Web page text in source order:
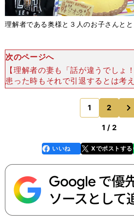
理解者である奥様と３人のお子さん
次のページへ
【理解者の妻も「話が違うでしょ
患った時もそれで引退するとは考
いう photo by Shogo
日、笑顔の絶えない家族に囲
1 2
1 / 2
faceboo
k
いいね Xでポストする
line